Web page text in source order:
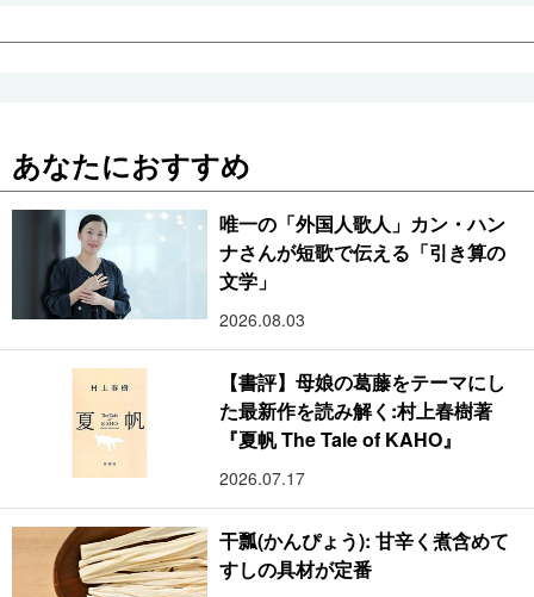
あなたにおすすめ
唯一の「外国人歌人」カン・ハン
ナさんが短歌で伝える「引き算の
文学」
2026.08.03
【書評】母娘の葛藤をテーマにし
た最新作を読み解く:村上春樹著
『夏帆 The Tale of KAHO』
2026.07.17
干瓢(かんぴょう): 甘辛く煮含めて
すしの具材が定番